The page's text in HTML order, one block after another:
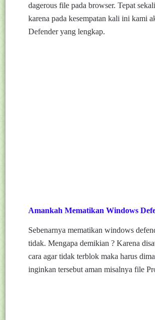
dagerous file pada browser. Tepat
karena pada kesempatan kali ini kami
Defender yang lengkap.
Amankah Mematikan Windows
Sebenarnya mematikan windows
tidak. Mengapa demikian ? Karena
cara agar tidak terblok maka harus
inginkan tersebut aman misalnya file